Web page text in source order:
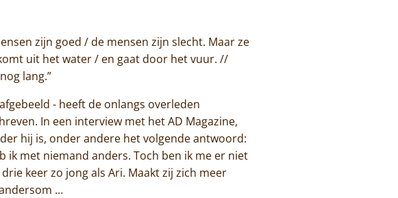
zijn goed / de mensen zijn slecht. Maar ze
uit het water / en gaat door het vuur. //
lang.”
- heeft de onlangs overleden
In een interview met het AD Magazine,
hij is, onder andere het volgende antwoord:
ik met niemand anders. Toch ben ik me er niet
keer zo jong als Ari. Maakt zij zich meer
…